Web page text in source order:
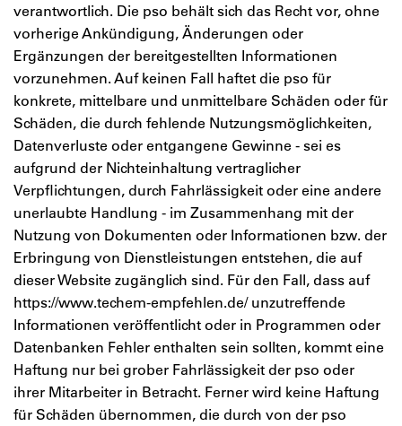
verantwortlich. Die pso behält sich das Recht vor, ohne
vorherige Ankündigung, Änderungen oder
Ergänzungen der bereitgestellten Informationen
vorzunehmen. Auf keinen Fall haftet die pso für
konkrete, mittelbare und unmittelbare Schäden oder für
Schäden, die durch fehlende Nutzungsmöglichkeiten,
Datenverluste oder entgangene Gewinne - sei es
aufgrund der Nichteinhaltung vertraglicher
Verpflichtungen, durch Fahrlässigkeit oder eine andere
unerlaubte Handlung - im Zusammenhang mit der
Nutzung von Dokumenten oder Informationen bzw. der
Erbringung von Dienstleistungen entstehen, die auf
dieser Website zugänglich sind. Für den Fall, dass auf
https://www.techem-empfehlen.de/ unzutreffende
Informationen veröffentlicht oder in Programmen oder
Datenbanken Fehler enthalten sein sollten, kommt eine
Haftung nur bei grober Fahrlässigkeit der pso oder
ihrer Mitarbeiter in Betracht. Ferner wird keine Haftung
für Schäden übernommen, die durch von der pso